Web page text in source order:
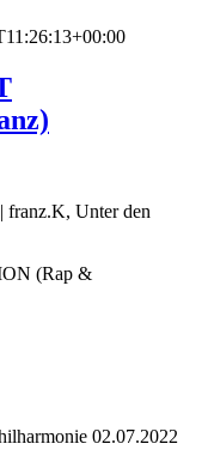
franz.K, Unter den
(Rap &
02.07.2022